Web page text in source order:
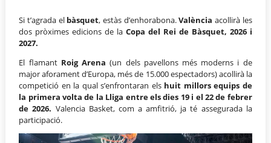
Si t’agrada el bàsquet, estàs d’enhorabona.València acollirà les
dos pròximes edicions de laCopa del Rei de Bàsquet, 2026 i
2027.
El flamant Roig Arena (un dels pavellons més moderns i de
major aforament d’Europa, més de 15.000 espectadors) acollirà la
competició en la qual s’enfrontaran elshuit millors equips de
la primera volta de la Lliga entre els dies 19 i el 22 de febrer
de 2026. Valencia Basket, com a amfitrió, ja té assegurada la
participació.